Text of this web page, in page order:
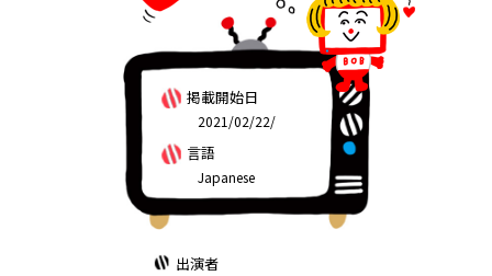
掲載開始日
2021/02/22/
言語
Japanese
出演者